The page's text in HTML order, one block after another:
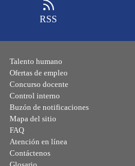
RSS
Talento humano
Ofertas de empleo
Concurso docente
Control interno
Buzón de notificaciones
Mapa del sitio
FAQ
Atención en línea
Contáctenos